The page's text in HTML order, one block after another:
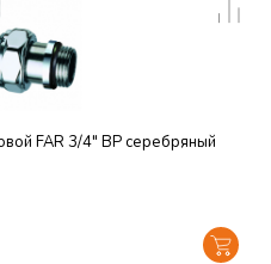
FAR 3/4" ВР серебряный